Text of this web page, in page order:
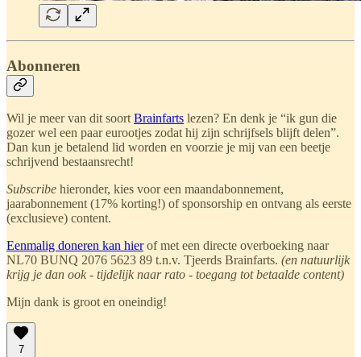
Abonneren
Wil je meer van dit soortBrainfarts lezen? En denk je “ik gun die
gozer wel een paar eurootjes zodat hij zijn schrijfsels blijft delen”.
Dan kun je betalend lid worden en voorzie je mij van een beetje
schrijvend bestaansrecht!
Subscribe hieronder, kies voor een maandabonnement,
jaarabonnement (17% korting!) of sponsorship en ontvang als eerste
(exclusieve) content.
Eenmalig doneren kan hierof met een directe overboeking naar
NL70 BUNQ 2076 5623 89 t.n.v. Tjeerds Brainfarts. (en natuurlijk
krijg je dan ook - tijdelijk naar rato - toegang tot betaalde content)
Mijn dank is groot en oneindig!
7